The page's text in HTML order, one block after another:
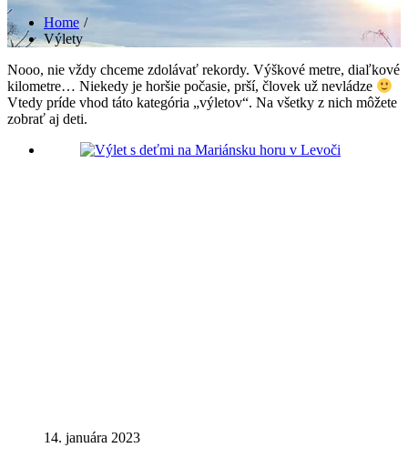
Home
Výlety
Nooo, nie vždy chceme zdolávať rekordy. Výškové metre, diaľkové
kilometre… Niekedy je horšie počasie, prší, človek už nevládze
Vtedy príde vhod táto kategória „výletov“. Na všetky z nich môžete
zobrať aj deti.
14. januára 2023